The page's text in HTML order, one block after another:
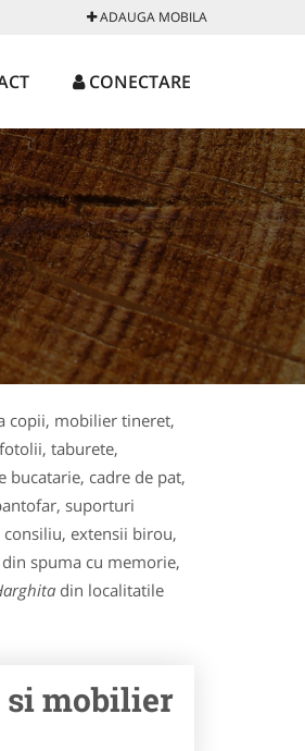
ADAUGA MOBILA
CONECTARE
copii, mobilier tineret,
taburete,
cadre de pat,
suporturi
extensii birou,
spuma cu memorie,
din localitatile
si mobilier